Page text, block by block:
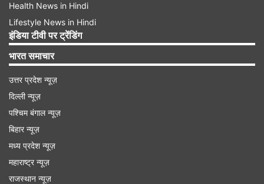
ईरान ने इजरायल को दी खुली धमकी
Health News in Hindi
Lifestyle News in Hindi
इंडिया टीवी पर ट्रेंडिंग
भारत समाचार
उत्तर प्रदेश न्यूज़
दिल्ली न्यूज़
पश्चिम बंगाल न्यूज़
बिहार न्यूज़
मध्य प्रदेश न्यूज़
महाराष्ट्र न्यूज़
राजस्थान न्यूज़